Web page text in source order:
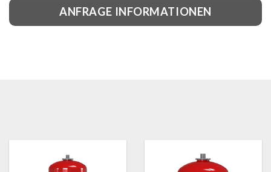
ANFRAGE INFORMATIONEN